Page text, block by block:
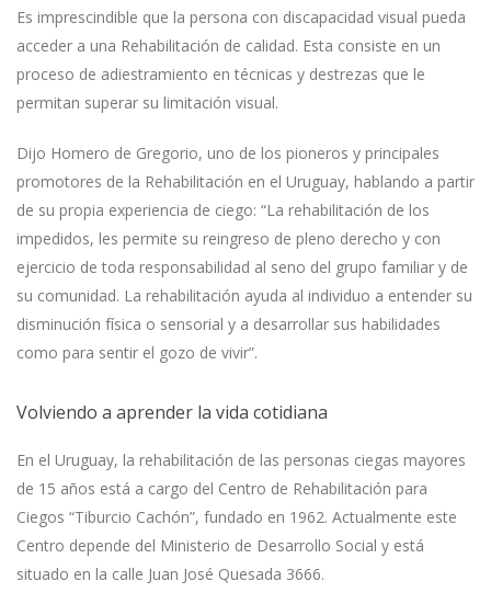
Es imprescindible que la persona con discapacidad visual pueda
acceder a una Rehabilitación de calidad. Esta consiste en un
proceso de adiestramiento en técnicas y destrezas que le
permitan superar su limitación visual.
Dijo Homero de Gregorio, uno de los pioneros y principales
promotores de la Rehabilitación en el Uruguay, hablando a partir
de su propia experiencia de ciego: “La rehabilitación de los
impedidos, les permite su reingreso de pleno derecho y con
ejercicio de toda responsabilidad al seno del grupo familiar y de
su comunidad. La rehabilitación ayuda al individuo a entender su
disminución física o sensorial y a desarrollar sus habilidades
como para sentir el gozo de vivir”.
Volviendo a aprender la vida cotidiana
En el Uruguay, la rehabilitación de las personas ciegas mayores
de 15 años está a cargo del Centro de Rehabilitación para
Ciegos “Tiburcio Cachón”, fundado en 1962. Actualmente este
Centro depende del Ministerio de Desarrollo Social y está
situado en la calle Juan José Quesada 3666.